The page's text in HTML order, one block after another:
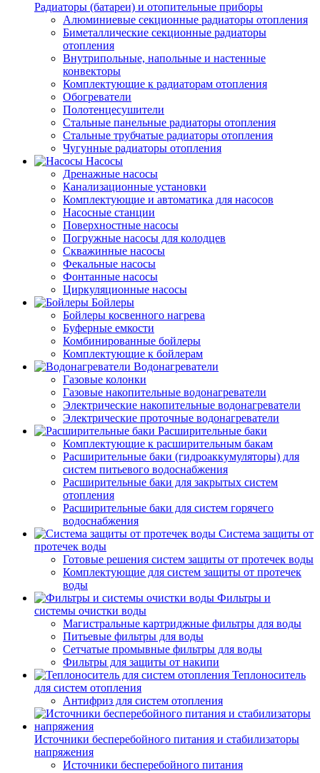
Радиаторы (батареи) и отопительные приборы
Алюминиевые секционные радиаторы отопления
Биметаллические секционные радиаторы
отопления
Внутрипольные, напольные и настенные
конвекторы
Комплектующие к радиаторам отопления
Обогреватели
Полотенцесушители
Стальные панельные радиаторы отопления
Стальные трубчатые радиаторы отопления
Чугунные радиаторы отопления
Насосы
Дренажные насосы
Канализационные установки
Комплектующие и автоматика для насосов
Насосные станции
Поверхностные насосы
Погружные насосы для колодцев
Скважинные насосы
Фекальные насосы
Фонтанные насосы
Циркуляционные насосы
Бойлеры
Бойлеры косвенного нагрева
Буферные емкости
Комбинированные бойлеры
Комплектующие к бойлерам
Водонагреватели
Газовые колонки
Газовые накопительные водонагреватели
Электрические накопительные водонагреватели
Электрические проточные водонагреватели
Расширительные баки
Комплектующие к расширительным бакам
Расширительные баки (гидроаккумуляторы) для
систем питьевого водоснабжения
Расширительные баки для закрытых систем
отопления
Расширительные баки для систем горячего
водоснабжения
Система защиты от
протечек воды
Готовые решения систем защиты от протечек воды
Комплектующие для систем защиты от протечек
воды
Фильтры и
системы очистки воды
Магистральные картриджные фильтры для воды
Питьевые фильтры для воды
Сетчатые промывные фильтры для воды
Фильтры для защиты от накипи
Теплоноситель
для систем отопления
Антифриз для систем отопления
Источники бесперебойного питания и стабилизаторы
напряжения
Источники бесперебойного питания